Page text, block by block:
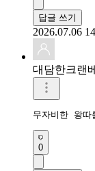
답글 쓰기
2026.07.06
대담한크랜
무자비한 왕
0